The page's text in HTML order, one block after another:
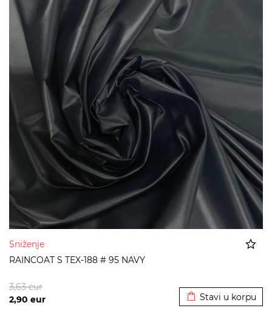
Sniženje
RAINCOAT S TEX-188 # 95 NAVY
2,90 eur
3,63eur
Stavi u korpu